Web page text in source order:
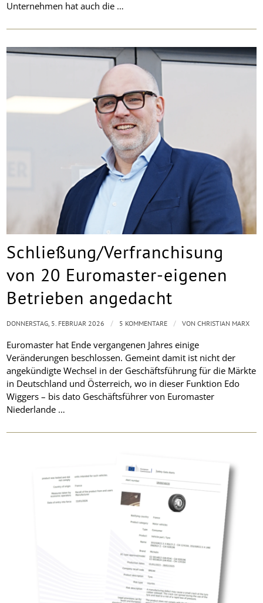
Unternehmen hat auch die …
Schließung/Verfranchisung
von 20 Euromaster-eigenen
Betrieben angedacht
Euromaster hat Ende vergangenen Jahres einige
Veränderungen beschlossen. Gemeint damit ist nicht der
angekündigte Wechsel in der Geschäftsführung für die Märkte
in Deutschland und Österreich, wo in dieser Funktion Edo
Wiggers – bis dato Geschäftsführer von Euromaster
Niederlande …
DONNERSTAG, 5. FEBRUAR 2026 / 5 KOMMENTARE / VONCHRISTIAN MARX